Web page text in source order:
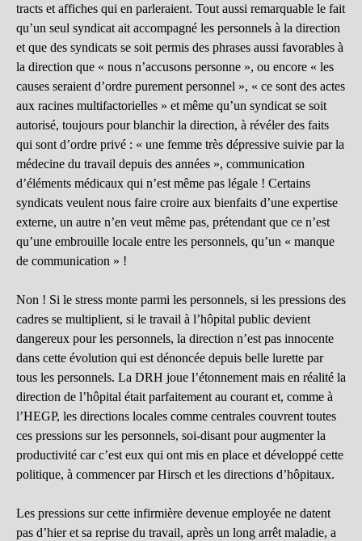
tracts et affiches qui en parleraient. Tout aussi remarquable le fait
qu’un seul syndicat ait accompagné les personnels à la direction
et que des syndicats se soit permis des phrases aussi favorables à
la direction que « nous n’accusons personne », ou encore « les
causes seraient d’ordre purement personnel », « ce sont des actes
aux racines multifactorielles » et même qu’un syndicat se soit
autorisé, toujours pour blanchir la direction, à révéler des faits
qui sont d’ordre privé : « une femme très dépressive suivie par la
médecine du travail depuis des années », communication
d’éléments médicaux qui n’est même pas légale ! Certains
syndicats veulent nous faire croire aux bienfaits d’une expertise
externe, un autre n’en veut même pas, prétendant que ce n’est
qu’une embrouille locale entre les personnels, qu’un « manque
de communication » !
Non ! Si le stress monte parmi les personnels, si les pressions des
cadres se multiplient, si le travail à l’hôpital public devient
dangereux pour les personnels, la direction n’est pas innocente
dans cette évolution qui est dénoncée depuis belle lurette par
tous les personnels. La DRH joue l’étonnement mais en réalité la
direction de l’hôpital était parfaitement au courant et, comme à
l’HEGP, les directions locales comme centrales couvrent toutes
ces pressions sur les personnels, soi-disant pour augmenter la
productivité car c’est eux qui ont mis en place et développé cette
politique, à commencer par Hirsch et les directions d’hôpitaux.
Les pressions sur cette infirmière devenue employée ne datent
pas d’hier et sa reprise du travail, après un long arrêt maladie, a